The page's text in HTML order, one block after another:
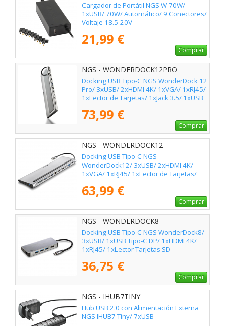
Cargador de Portátil NGS W-70W/
1xUSB/ 70W/ Automático/ 9 Conectores/
Voltaje 18.5-20V
21,99 €
Comprar
NGS - WONDERDOCK12PRO
Docking USB Tipo-C NGS WonderDock 12
Pro/ 3xUSB/ 2xHDMI 4K/ 1xVGA/ 1xRJ45/
1xLector de Tarjetas/ 1xJack 3.5/ 1xUSB
73,99 €
Comprar
NGS - WONDERDOCK12
Docking USB Tipo-C NGS
WonderDock12/ 3xUSB/ 2xHDMI 4K/
1xVGA/ 1xRJ45/ 1xLector de Tarjetas/
63,99 €
Comprar
NGS - WONDERDOCK8
Docking USB Tipo-C NGS WonderDock8/
3xUSB/ 1xUSB Tipo-C DP/ 1xHDMI 4K/
1xRJ45/ 1xLector Tarjetas SD
36,75 €
Comprar
NGS - IHUB7TINY
Hub USB 2.0 con Alimentación Externa
NGS IHUB7 Tiny/ 7xUSB